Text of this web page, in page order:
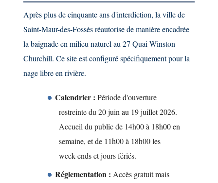
Après plus de cinquante ans d'interdiction, la ville de
Saint-Maur-des-Fossés réautorise de manière encadrée
la baignade en milieu naturel au 27 Quai Winston
Churchill. Ce site est configuré spécifiquement pour la
nage libre en rivière.
Calendrier : Période d'ouverture
restreinte du 20 juin au 19 juillet 2026.
Accueil du public de 14h00 à 18h00 en
semaine, et de 11h00 à 18h00 les
week-ends et jours fériés.
Réglementation : Accès gratuit mais